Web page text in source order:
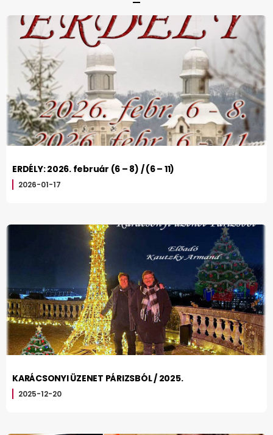
ERDÉLY: 2026. február (6 – 8) / (6 – 11)
2026-01-17
KARÁCSONYI ÜZENET PÁRIZSBÓL / 2025.
2025-12-20